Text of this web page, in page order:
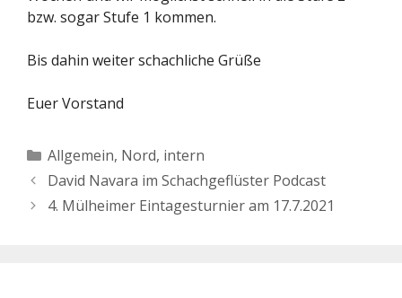
bzw. sogar Stufe 1 kommen.
Bis dahin weiter schachliche Grüße
Euer Vorstand
Kategorien
Allgemein, Nord, intern
David Navara im Schachgeflüster Podcast
4. Mülheimer Eintagesturnier am 17.7.2021